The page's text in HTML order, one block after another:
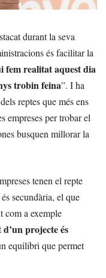
durant la seva
és facilitar la
fem realitat aquest dia
trobin feina”. I ha
reptes que més ens
empreses per trobar el
busquen millorar la
tenen el repte
secundària, el que
com a exemple
projecte és
equilibri que permet